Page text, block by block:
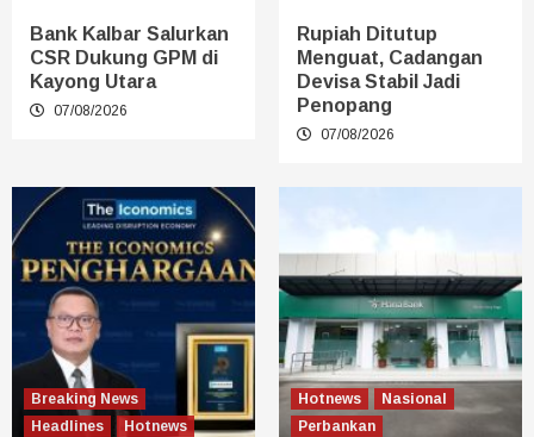
Bank Kalbar Salurkan
CSR Dukung GPM di
Kayong Utara
07/08/2026
Rupiah Ditutup
Menguat, Cadangan
Devisa Stabil Jadi
Penopang
07/08/2026
Breaking News
Headlines
Hotnews
Hotnews
Nasional
Perbankan